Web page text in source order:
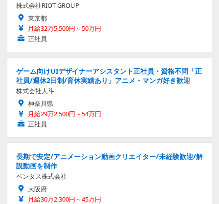
株式会社RIOT GROUP
東京都
月給32万5,500円～50万円
正社員
ゲーム向けUIデザイナーアシスタント正社員・資格不問「正
社員/週休2日制/育休実績あり」アニメ・マンガ好き歓迎
株式会社大斗
神奈川県
月給29万2,500円～54万円
正社員
長期で安定/アニメーション動画クリエイター/未経験歓迎/解
説動画を制作
ベンタス株式会社
大阪府
月給30万2,300円～45万円